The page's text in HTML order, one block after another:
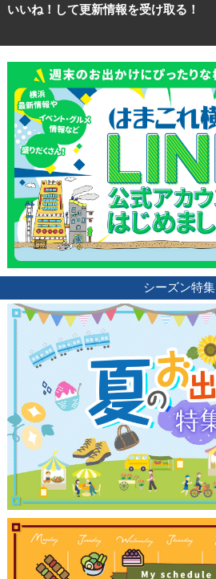
いいね！して更新情報を受け取る！
シーズン特集
観光ガイド
ランキング
ブログ記事